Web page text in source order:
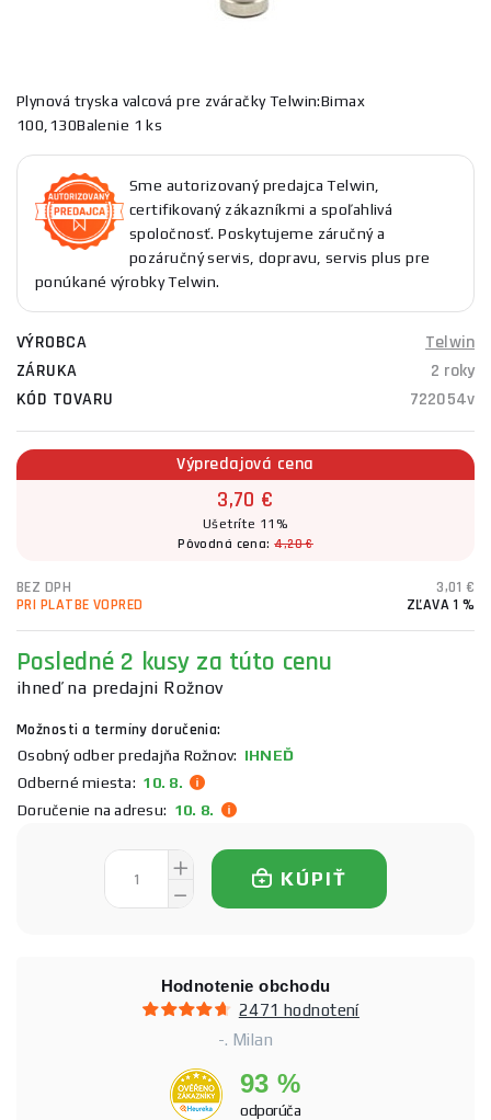
Plynová tryska valcová pre zváračky Telwin:Bimax
100,130Balenie 1 ks
Sme autorizovaný predajca Telwin,
certifikovaný zákazníkmi a spoľahlivá
spoločnosť. Poskytujeme záručný a
pozáručný servis, dopravu, servis plus pre
ponúkané výrobky Telwin.
VÝROBCA
Telwin
ZÁRUKA
2 roky
KÓD TOVARU
722054v
Výpredajová cena
3,70 €
Ušetríte 11%
Pôvodná cena:4,20 €
BEZ DPH
3,01 €
PRI PLATBE VOPRED
ZĽAVA 1 %
Posledné 2 kusy za túto cenu
ihneď na predajni Rožnov
Možnosti a termíny doručenia:
Osobný odber predajňa Rožnov: IHNEĎ
Odberné miesta: 10. 8.
Doručenie na adresu: 10. 8.
KÚPIŤ
Hodnotenie obchodu
2471 hodnotení
-. Milan
93 %
odporúča